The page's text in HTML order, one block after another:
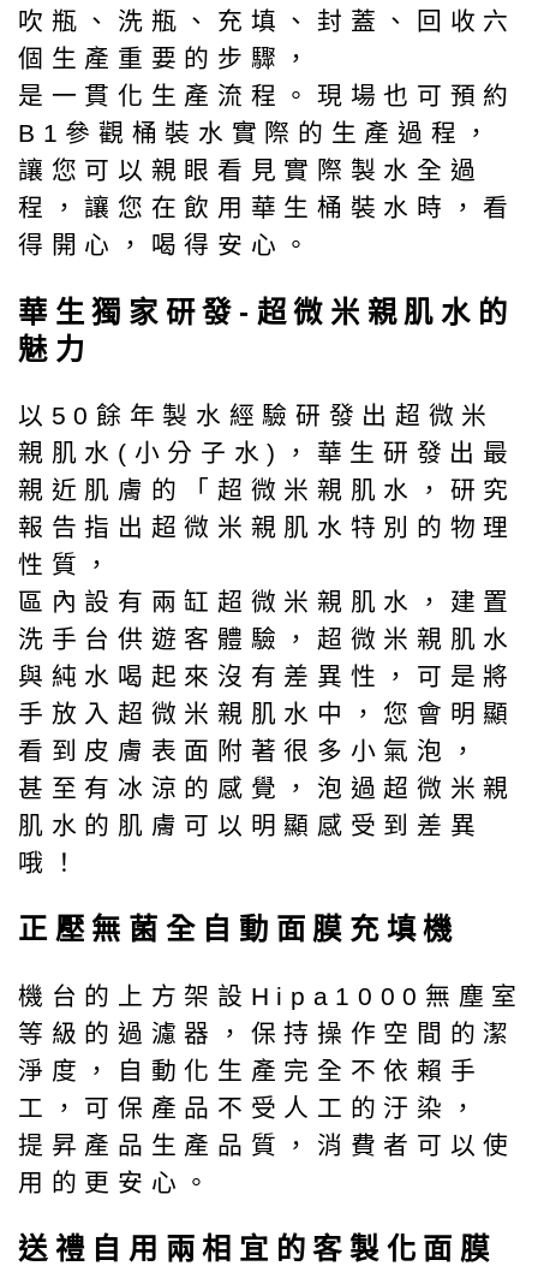
吹瓶、洗瓶、充填、封蓋、回收六
個生產重要的步驟，
是一貫化生產流程。現場也可預約
B1參觀桶裝水實際的生產過程，
讓您可以親眼看見實際製水全過
程，讓您在飲用華生桶裝水時，看
得開心，喝得安心。
華生獨家研發-超微米親肌水的
魅力
以50餘年製水經驗研發出超微米
親肌水(小分子水)，華生研發出最
親近肌膚的「超微米親肌水，研究
報告指出超微米親肌水特別的物理
性質，
區內設有兩缸超微米親肌水，建置
洗手台供遊客體驗，超微米親肌水
與純水喝起來沒有差異性，可是將
手放入超微米親肌水中，您會明顯
看到皮膚表面附著很多小氣泡，
甚至有冰涼的感覺，泡過超微米親
肌水的肌膚可以明顯感受到差異
哦！
正壓無菌全自動面膜充填機
機台的上方架設Hipa1000無塵室
等級的過濾器，保持操作空間的潔
淨度，自動化生產完全不依賴手
工，可保產品不受人工的汙染，
提昇產品生產品質，消費者可以使
用的更安心。
送禮自用兩相宜的客製化面膜